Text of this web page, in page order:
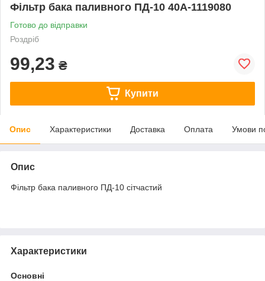
Фільтр бака паливного ПД-10 40А-1119080
Готово до відправки
Роздріб
99,23 ₴
Купити
Опис Характеристики Доставка Оплата Умови
Опис
Фільтр бака паливного ПД-10 сітчастий
Характеристики
Основні